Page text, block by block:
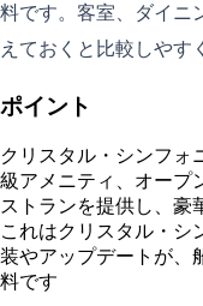
料です。客室、ダイニ
えておくと比較しやす
ポイント
クリスタル・シンフォ
級アメニティ、オープ
ストランを提供し、豪
これはクリスタル・シ
装やアップデートが、
料です